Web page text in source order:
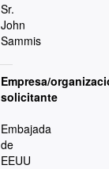
Sr.
John
Sammis
Empresa/
solicitante
Embajada
de
EEUU